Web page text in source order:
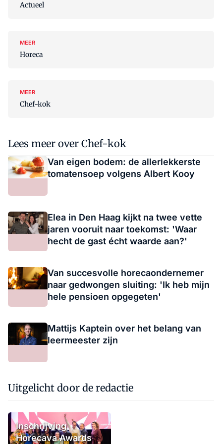
Actueel
MEER
Horeca
MEER
Chef-kok
Lees meer over Chef-kok
Van eigen bodem: de allerlekkerste
tomatensoep volgens Albert Kooy
Elea in Den Haag kijkt na twee vette
jaren vooruit naar toekomst: 'Waar
hecht de gast écht waarde aan?'
Van succesvolle horecaondernemer
naar gedwongen sluiting: 'Ik heb mijn
hele pensioen opgegeten'
Mattijs Kaptein over het belang van
leermeester zijn
Uitgelicht door de redactie
Inschrijving
Horecava Awards